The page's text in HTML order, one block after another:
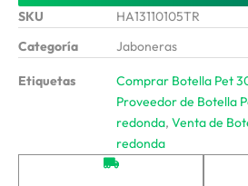
SKU
HA13110105TR
Categoría
Jaboneras
Etiquetas Comprar Botella Pet
Proveedor de Botella
redonda, Venta de
redonda